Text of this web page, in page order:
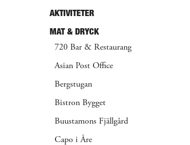
AKTIVITETER
MAT & DRYCK
720 Bar & Restaurang
Asian Post Office
Bergstugan
Bistron Bygget
Buustamons Fjällgård
Capo i Åre